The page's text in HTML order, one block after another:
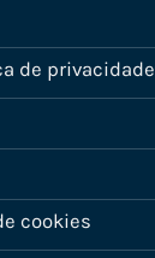
de privacidade
cookies